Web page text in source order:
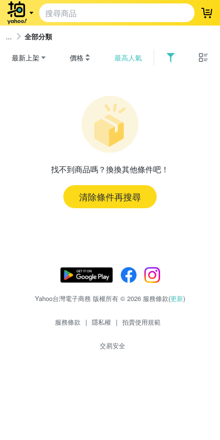
登
全部分類
最新上架 價格 最高人氣
找不到商品嗎？換換其他條件吧！
清除條件再搜尋
Yahoo台灣電子商務 版權所有 © 2026 服務條款(更新)
服務條款 | 隱私權 | 拍賣使用規範
交易安全